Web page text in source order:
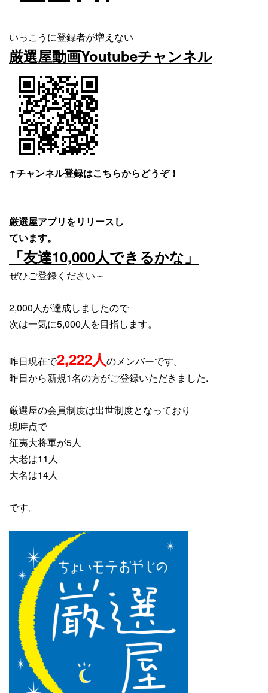
いっこうに登録者が増えない
厳選屋動画Youtubeチャンネル
↑チャンネル登録はこちらからどうぞ！
厳選屋アプリをリリースし
ています。
「友達10,000人できるかな」
ぜひご登録ください～
2,000人が達成しましたので
次は一気に5,000人を目指します。
昨日現在で2,222人のメンバーです。
昨日から新規1名の方がご登録いただきました.
厳選屋の会員制度は出世制度となっており
現時点で
征夷大将軍が5人
大老は11 人
大名は14人
です。